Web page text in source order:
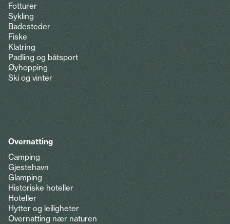
Fotturer
Sykling
Badesteder
Fiske
Klatring
Padling og båtsport
Øyhopping
Ski og vinter
Overnatting
Camping
Gjestehavn
Glamping
Historiske hoteller
Hoteller
Hytter og leiligheter
Overnatting nær naturen